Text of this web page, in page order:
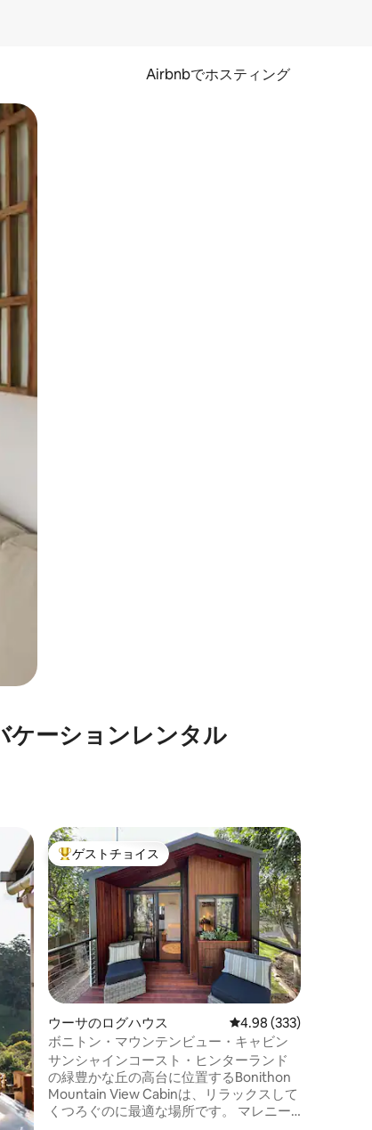
Airbnbでホスティング
ます。
ケ⁠ー⁠シ⁠ョ⁠ン⁠レ⁠ン⁠タ⁠ル
大好評のゲストチョイスです。
ゲストチョイス
ウーサのログハウス レビュー333件、5つ
4.98 (333)
ボニトン・マウンテンビュー・キャビン
サンシャインコースト・ヒンターランド
の緑豊かな丘の高台に位置するBonithon
Mountain View Cabinは、リラックスして
くつろぐのに最適な場所です。 マレニー